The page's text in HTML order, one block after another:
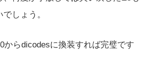
しょう。
からdicodesに換装すれば完璧です